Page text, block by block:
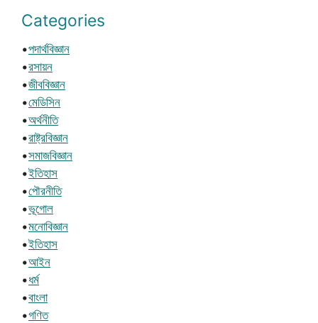
Categories
•পদার্থবিজ্ঞান
•রসায়ন
•জীববিজ্ঞান
•মেডিসিন
•অর্থনীতি
•রাষ্ট্রবিজ্ঞান
•সমাজবিজ্ঞান
•ইতিহাস
•পৌরনীতি
•ভূগোল
•মনোবিজ্ঞান
•ইতিহাস
•আইন
•ধর্ম
•বাংলা
•গণিত